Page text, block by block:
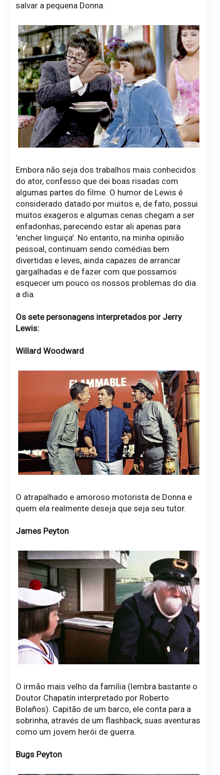
salvar a pequena Donna.
Embora não seja dos trabalhos mais conhecidos
do ator, confesso que dei boas risadas com
algumas partes do filme. O humor de Lewis é
considerado datado por muitos e, de fato, possui
muitos exageros e algumas cenas chegam a ser
enfadonhas, parecendo estar ali apenas para
'encher linguiça'. No entanto, na minha opinião
pessoal, continuam sendo comédias bem
divertidas e leves, ainda capazes de arrancar
gargalhadas e de fazer com que possamos
esquecer um pouco os nossos problemas do dia
a dia.
Os sete personagens interpretados por Jerry
Lewis:
Willard Woodward
O atrapalhado e amoroso motorista de Donna e
quem ela realmente deseja que seja seu tutor.
James Peyton
O irmão mais velho da família (lembra bastante o
Doutor Chapatín interpretado por Roberto
Bolaños). Capitão de um barco, ele conta para a
sobrinha, através de um flashback, suas aventuras
como um jovem herói de guerra.
Bugs Peyton